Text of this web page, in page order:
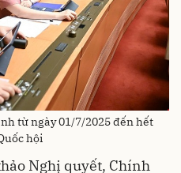
từ ngày 01/7/2025 đến hết
hội
Nghị quyết, Chính